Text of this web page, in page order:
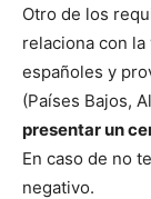
Otro de los
relaciona con
españoles y
(Países Bajos,
presentar un
En caso de no
negativo.